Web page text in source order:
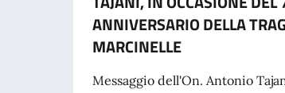
ANNIVERSARIO DELLA
MARCINELLE
Messaggio dell'On. Antonio